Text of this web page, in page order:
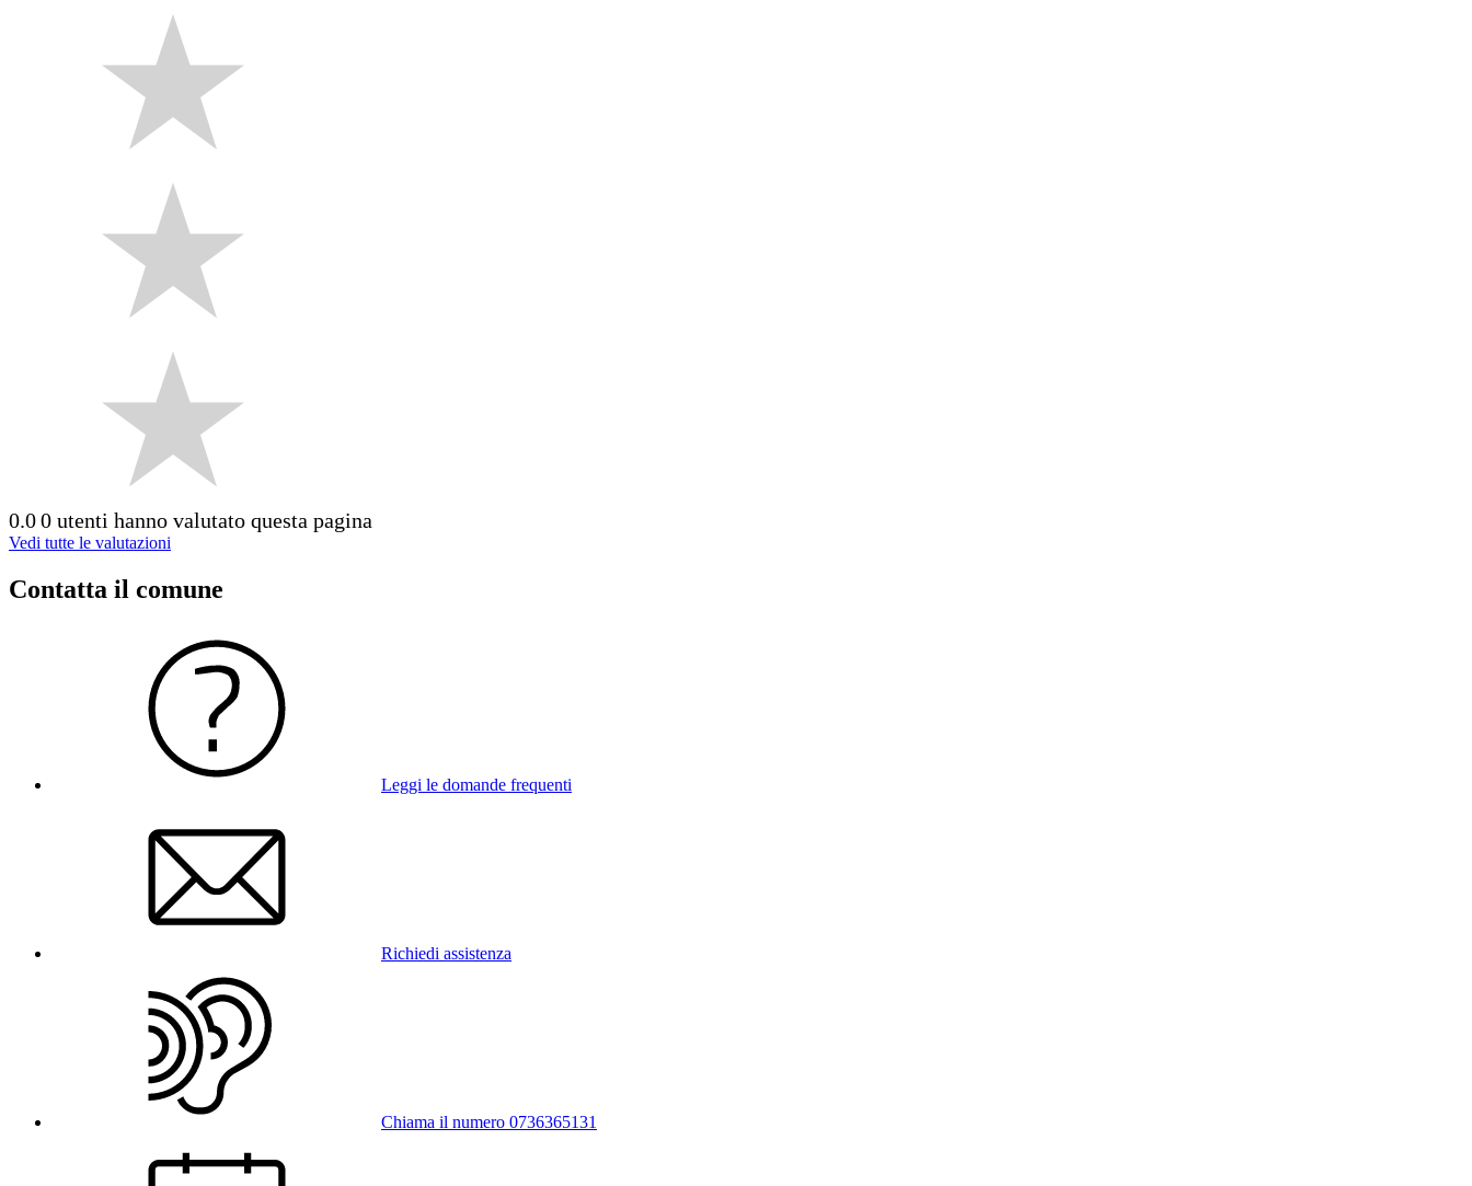
0.00 utenti hanno valutato questa pagina
Vedi tutte le valutazioni
Contatta il comune
Leggi le domande frequenti
Richiedi assistenza
Chiama il numero 0736365131